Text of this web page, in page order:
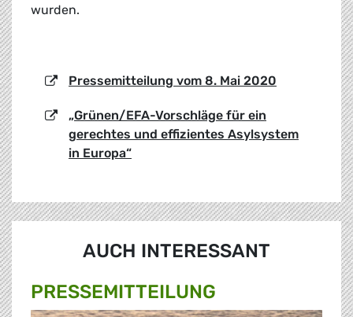
wurden.
Pressemitteilung vom 8. Mai 2020
„Grünen/EFA-Vorschläge für ein
gerechtes und effizientes Asylsystem
in Europa“
AUCH INTERESSANT
PRESSE­MITTEILUNG